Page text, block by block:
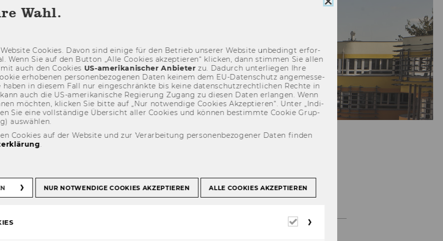
Info Sabina (Bureau van Dijk - Moody's Analytics)
van Dijk -
Datenbanken
Cookie
Wahl.
Coo­kies. Davon sind ei­ni­ge für den Be­trieb un­se­rer Web­site un­be­dingt er­for­
Wenn Sie auf den But­ton „Alle Coo­kies ak­zep­tie­ren“ kli­cken, dann stim­men Sie allen
auch den Coo­kies US-​amerikanischer An­bie­terzu. Da­durch un­ter­lie­gen Ihre
er­ho­be­nen per­so­nen­be­zo­ge­nen Daten kei­nem dem EU-​Datenschutz an­ge­mes­se­
haben in die­sem Fall nur ein­ge­schränk­te bis keine da­ten­schutz­recht­li­chen Rech­te in
auch die US-​amerikanische Re­gie­rung Zu­gang zu die­sen Daten er­lan­gen. Wenn
möch­ten, kli­cken Sie bitte auf „Nur not­wen­di­ge Coo­kies Ak­zep­tie­ren“. Unter „In­di­
Sie eine voll­stän­di­ge Über­sicht aller Coo­kies und kön­nen be­stimm­te Coo­kie Grup­
aus­wäh­len.
Cookies auf der Website und zur Verarbeitung personenbezogener Daten finden
.
NUR NOTWENDIGE COOKIES AKZEPTIEREN ALLE COOKIES AKZEPTIEREN
Erforderliche